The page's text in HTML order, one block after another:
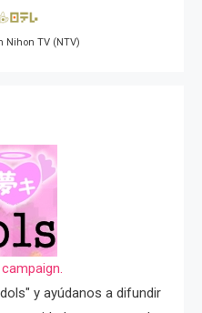
Nihon TV (NTV)
y ayúdanos a difundir